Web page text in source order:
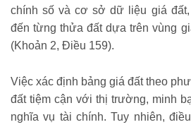
chính số và cơ sở dữ liệu giá
đến từng thửa đất dựa trên vùng
(Khoản 2, Điều 159).
Việc xác định bảng giá đất theo
đất tiệm cận với thị trường, minh
nghĩa vụ tài chính. Tuy nhiên,